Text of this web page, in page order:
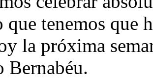
tenemos que
la próxima
Bernabéu.